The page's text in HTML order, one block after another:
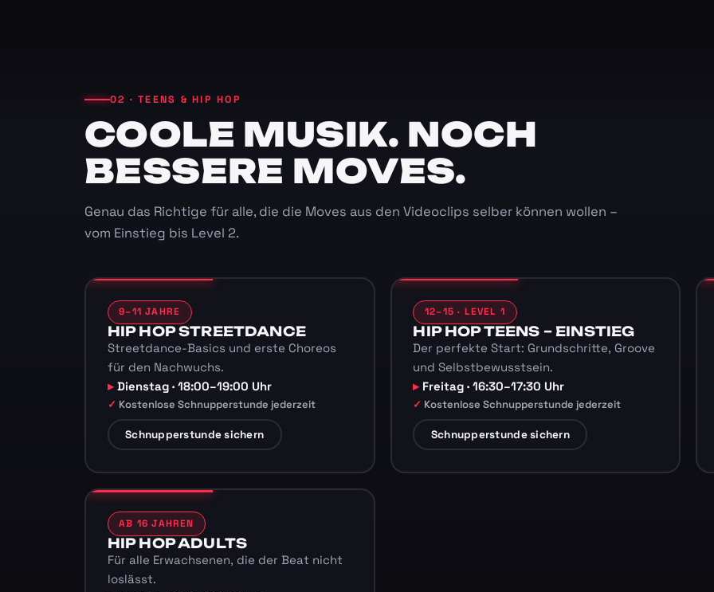
02 · TEENS & HIP HOP
COOLE MUSIK. NOCH
BESSERE MOVES.
Genau das Richtige für alle, die die Moves aus den Videoclips selber können wollen –
vom Einstieg bis Level 2.
9–11 JAHRE
HIP HOP STREETDANCE
Streetdance-Basics und erste Choreos
für den Nachwuchs.
Dienstag · 18:00–19:00 Uhr
Kostenlose Schnupperstunde jederzeit
Schnupperstunde sichern
12–15 · LEVEL 1
HIP HOP TEENS – EINSTIEG
Der perfekte Start: Grundschritte, Groove
und Selbstbewusstsein.
Freitag · 16:30–17:30 Uhr
Kostenlose Schnupperstunde jederzeit
Schnupperstunde sichern
AB 16 JAHREN
HIP HOP ADULTS
Für alle Erwachsenen, die der Beat nicht
loslässt.